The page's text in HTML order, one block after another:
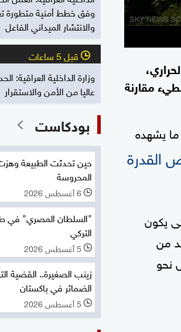
مقارنة
ما يشهده
القدرة
يكون
من
نحو
وفق خطط أمنية متطورة
والانتشار الميداني الفاعل
l قبل 5 ساعات
وزارة الداخلية العراقية:
عاليا من الأمن والاستقرار
بودكاست
حين تحدثت الطبيعة
المحروسة
l 6 أغسطس 2026
"السلطان المصري" في
التركي
l 5 أغسطس 2026
زينب الصغيرة.. القضية
الضمائر في باكستان
l 5 أغسطس 2026